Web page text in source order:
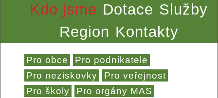
Kdo jsme Dotace Služby
Region Kontakty
Pro obce
Pro podnikatele
Pro neziskovky
Pro veřejnost
Pro školy
Pro orgány MAS